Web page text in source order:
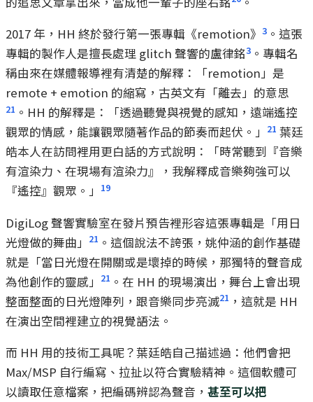
2017 年，HH 終於發行第一張專輯《remotion》 3 。這張
專輯的製作人是擅長處理 glitch 聲響的盧律銘3 。專輯名
稱由來在媒體報導裡有清楚的解釋：「remotion」是
remote + emotion 的縮寫，古英文有「離去」的意思
21 。HH 的解釋是：「透過聽覺與視覺的感知，遠端遙控
觀眾的情感，能讓觀眾隨著作品的節奏而起伏。」
21 葉廷
皓本人在訪問裡用更白話的方式說明：「時常聽到『音樂
有渲染力、在現場有渲染力』，我解釋成音樂夠強可以
『遙控』觀眾。」
19
DigiLog 聲響實驗室在發片預告裡形容這張專輯是「用日
光燈做的舞曲」
21 。這個說法不誇張，姚仲涵的創作基礎
就是「當日光燈在開關或是壞掉的時候，那獨特的聲音成
為他創作的靈感」
21 。在 HH 的現場演出，舞台上會出現
整面整面的日光燈陣列，跟音樂同步亮滅21 ，這就是 HH
在演出空間裡建立的視覺語法。
而 HH 用的技術工具呢？葉廷皓自己描述過：他們會把
Max/MSP 自行編寫、拉扯以符合實驗精神。這個軟體可
以讀取任意檔案，把編碼辨認為聲音， 甚至可以把